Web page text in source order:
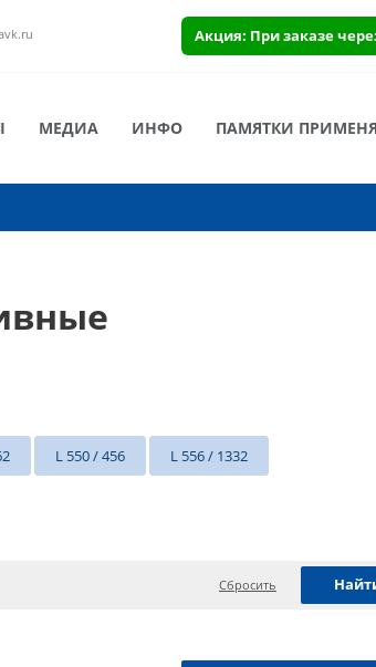
Акция: При заказе
МЕДИА ИНФО ПАМЯТКИ
L 550 / 456 L 556 / 1332
Сбросить